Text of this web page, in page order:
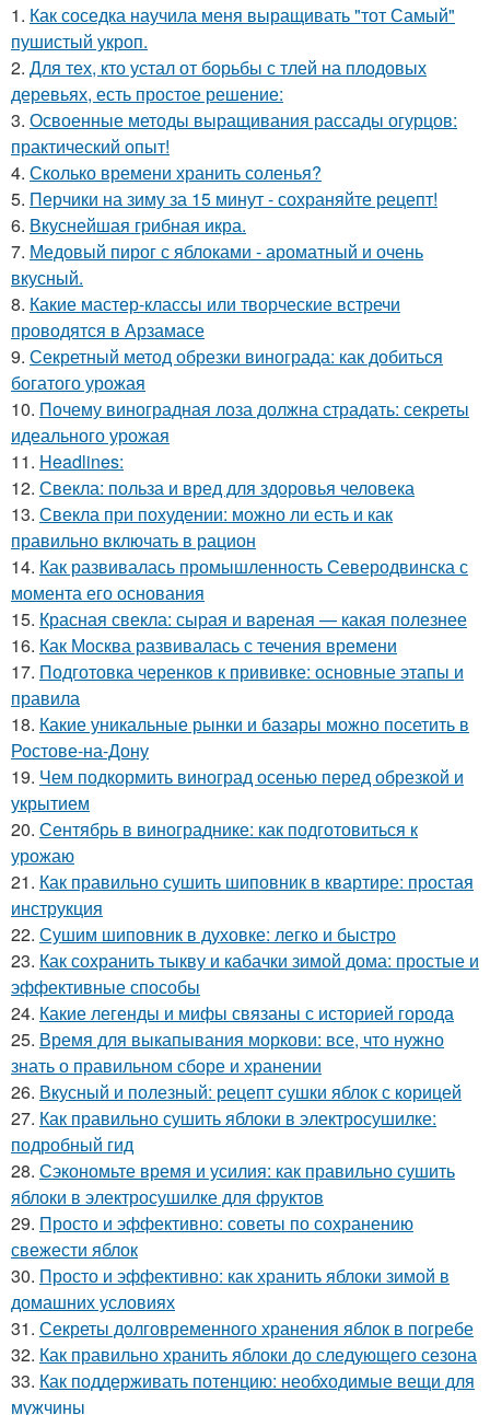
1. Как соседка научила меня выращивать "тот Самый"
пушистый укроп.
2. Для тех, кто устал от борьбы с тлей на плодовых
деревьях, есть простое решение:
3. Освоенные методы выращивания рассады огурцов:
практический опыт!
4. Сколько времени хранить соленья?
5. Перчики на зиму за 15 минут - сохраняйте рецепт!
6. Вкуснейшая грибная икра.
7. Медовый пирог с яблоками - ароматный и очень
вкусный.
8. Какие мастер-классы или творческие встречи
проводятся в Арзамасе
9. Секретный метод обрезки винограда: как добиться
богатого урожая
10. Почему виноградная лоза должна страдать: секреты
идеального урожая
11. Headlines:
12. Свекла: польза и вред для здоровья человека
13. Свекла при похудении: можно ли есть и как
правильно включать в рацион
14. Как развивалась промышленность Северодвинска с
момента его основания
15. Красная свекла: сырая и вареная — какая полезнее
16. Как Москва развивалась с течения времени
17. Подготовка черенков к прививке: основные этапы и
правила
18. Какие уникальные рынки и базары можно посетить в
Ростове-на-Дону
19. Чем подкормить виноград осенью перед обрезкой и
укрытием
20. Сентябрь в винограднике: как подготовиться к
урожаю
21. Как правильно сушить шиповник в квартире: простая
инструкция
22. Сушим шиповник в духовке: легко и быстро
23. Как сохранить тыкву и кабачки зимой дома: простые и
эффективные способы
24. Какие легенды и мифы связаны с историей города
25. Время для выкапывания моркови: все, что нужно
знать о правильном сборе и хранении
26. Вкусный и полезный: рецепт сушки яблок с корицей
27. Как правильно сушить яблоки в электросушилке:
подробный гид
28. Сэкономьте время и усилия: как правильно сушить
яблоки в электросушилке для фруктов
29. Просто и эффективно: советы по сохранению
свежести яблок
30. Просто и эффективно: как хранить яблоки зимой в
домашних условиях
31. Секреты долговременного хранения яблок в погребе
32. Как правильно хранить яблоки до следующего сезона
33. Как поддерживать потенцию: необходимые вещи для
мужчины